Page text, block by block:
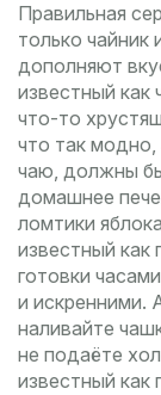
Правильная
только чайник
дополняют
известный как
что-то
что так модно,
чаю, должны
домашнее
ломтики
известный как
готовки
и искренними.
наливайте
не подаёте
известный как